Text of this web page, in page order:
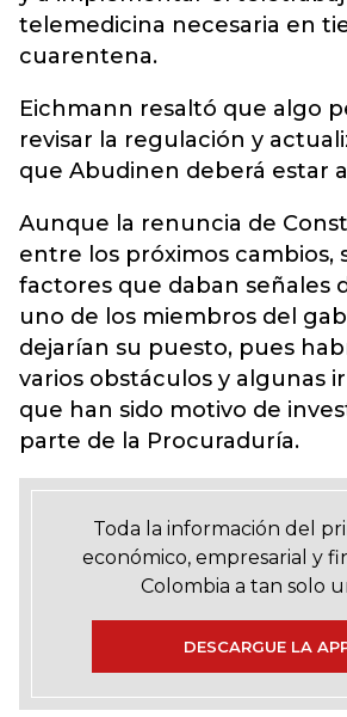
telemedicina necesaria en
cuarentena.
Eichmann resaltó que algo
revisar la regulación y
que Abudinen deberá estar
Aunque la renuncia de
entre los próximos cambios,
factores que daban señales
uno de los miembros del
dejarían su puesto, pues
varios obstáculos y algunas
que han sido motivo de
parte de la Procuraduría.
Toda la información del
económico, empresarial y
Colombia a tan solo
DESCARGUE LA